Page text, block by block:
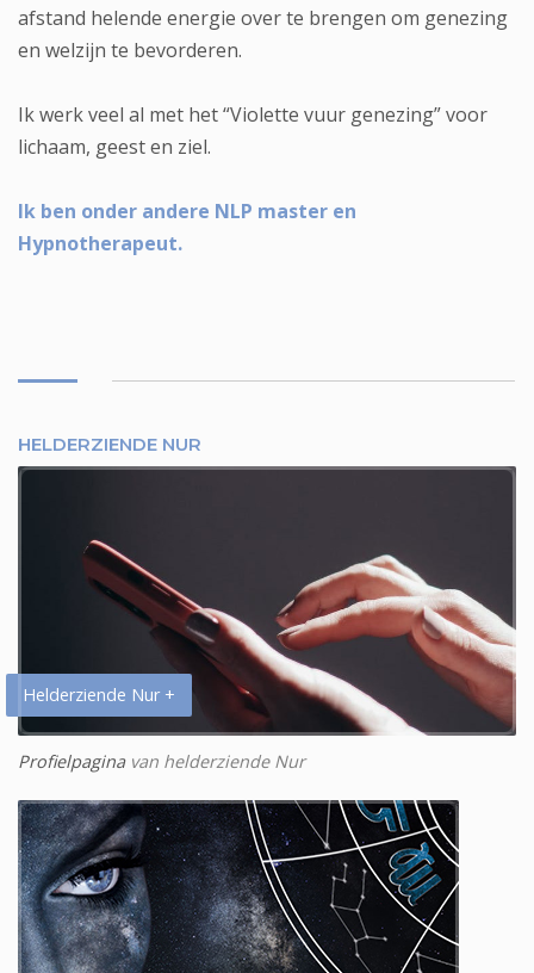
afstand helende energie over te brengen om genezing
en welzijn te bevorderen.
Ik werk veel al met het “Violette vuur genezing” voor
lichaam, geest en ziel.
Ik ben onder andere NLP master en
Hypnotherapeut.
HELDERZIENDE NUR
Helderziende Nur +
Profielpaginavan helderziende Nur